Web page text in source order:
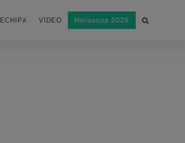
ECHIPA VIDEO Horoscop 2026